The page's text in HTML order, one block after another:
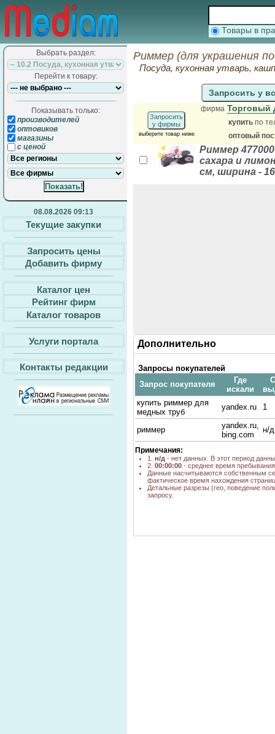
Товары в
Выбрать раздел:
Перейти к товару:
Показывать только:
производителей
оптовиков
магазины
с ценой
08.08.2026 09:13
Текущие закупки
Запросить цены
Добавить фирму
Каталог цен
Рейтинг фирм
Каталог товаров
Услуги портала
Контакты редакции
Риммер (для украшения
Посуда, кухонная утварь,
Запросить у
Запросить
у фирмы
выберите товар ниже
фирма Торговый
купить по
оптовый
Риммер
сахара и
см, ширина -
Дополнительно
Запросы покупателей
Запрос покупателя
Где
искали
купить риммер для
медных труб
yandex.ru 1
риммер
yandex.ru,
bing.com
н/д
Примечания:
1. н/д - нет данных. В этот период
2. 00:00:00 - среднее время
Данные насчитываются собственным
фактическое время нахождения
Детальные разрезы (гео, поведение
запросу.